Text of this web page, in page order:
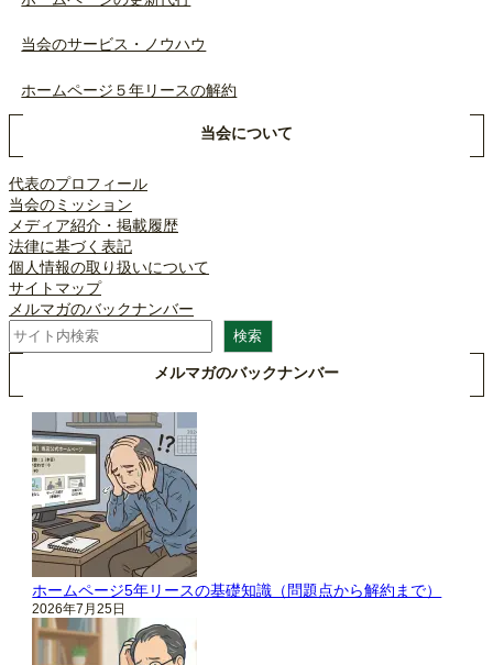
当会のサービス・ノウハウ
ホームページ５年リースの解約
当会について
代表のプロフィール
当会のミッション
メディア紹介・掲載履歴
法律に基づく表記
個人情報の取り扱いについて
サイトマップ
メルマガのバックナンバー
検
索
検索
メルマガのバックナンバー
ホームページ5年リースの基礎知識（問題点から解約まで）
2026年7月25日